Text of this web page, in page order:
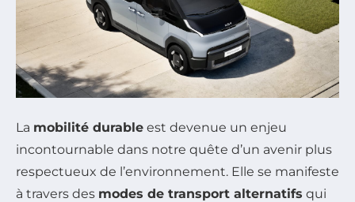
La mobilité durable est devenue un enjeu
incontournable dans notre quête d’un avenir plus
respectueux de l’environnement. Elle se manifeste
à travers des modes de transport alternatifs qui